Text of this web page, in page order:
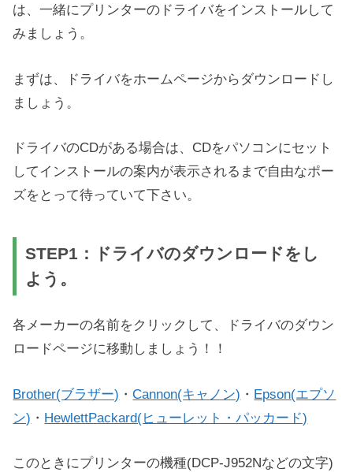
は、一緒にプリンターのドライバをインストールして
みましょう。
まずは、ドライバをホームページからダウンロードし
ましょう。
ドライバのCDがある場合は、CDをパソコンにセット
してインストールの案内が表示されるまで自由なポー
ズをとって待っていて下さい。
STEP1：ドライバのダウンロードをし
よう。
各メーカーの名前をクリックして、ドライバのダウン
ロードページに移動しましょう！！
Brother(ブラザー) ・Cannon(キャノン) ・ Epson(エプソ
ン) ・ HewlettPackard(ヒューレット・パッカード)
このときにプリンターの機種(DCP-J952Nなどの文字)